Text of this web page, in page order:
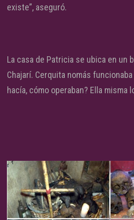
existe”, aseguró.
La casa de Patricia se ubica en un
Chajarí. Cerquita nomás
hacía, cómo operaban? Ella misma